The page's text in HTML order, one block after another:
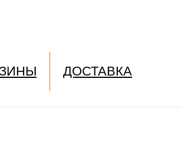
ДОСТАВКА